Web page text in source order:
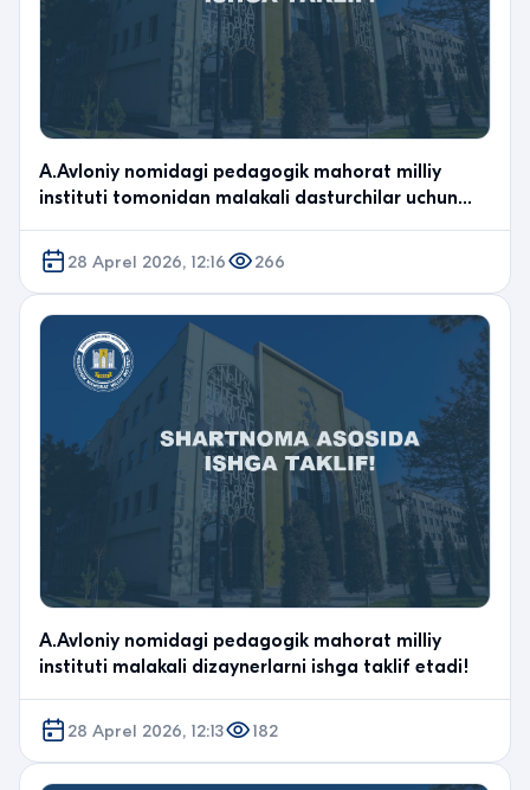
A.Avloniy nomidagi pedagogik mahorat milliy
instituti tomonidan malakali dasturchilar uchun
28 Aprel 2026, 12:16
266
A.Avloniy nomidagi pedagogik mahorat milliy
instituti malakali dizaynerlarni ishga taklif etadi!
28 Aprel 2026, 12:13 182